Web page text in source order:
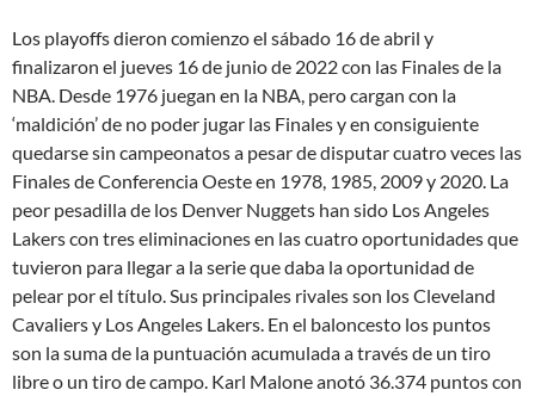
Los playoffs dieron comienzo el sábado 16 de abril y
finalizaron el jueves 16 de junio de 2022 con las Finales de la
NBA. Desde 1976 juegan en la NBA, pero cargan con la
‘maldición’ de no poder jugar las Finales y en consiguiente
quedarse sin campeonatos a pesar de disputar cuatro veces las
Finales de Conferencia Oeste en 1978, 1985, 2009 y 2020. La
peor pesadilla de los Denver Nuggets han sido Los Angeles
Lakers con tres eliminaciones en las cuatro oportunidades que
tuvieron para llegar a la serie que daba la oportunidad de
pelear por el título. Sus principales rivales son los Cleveland
Cavaliers y Los Angeles Lakers. En el baloncesto los puntos
son la suma de la puntuación acumulada a través de un tiro
libre o un tiro de campo. Karl Malone anotó 36.374 puntos con